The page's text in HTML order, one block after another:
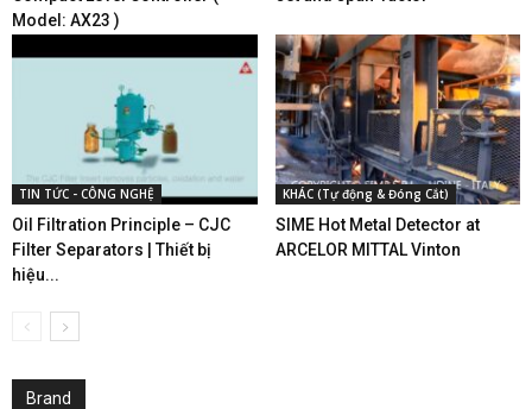
Model: AX23 )
TIN TỨC - CÔNG NGHỆ
Oil Filtration Principle – CJC
Filter Separators | Thiết bị
hiệu...
KHÁC (Tự động & Đóng Cắt)
SIME Hot Metal Detector at
ARCELOR MITTAL Vinton
Brand